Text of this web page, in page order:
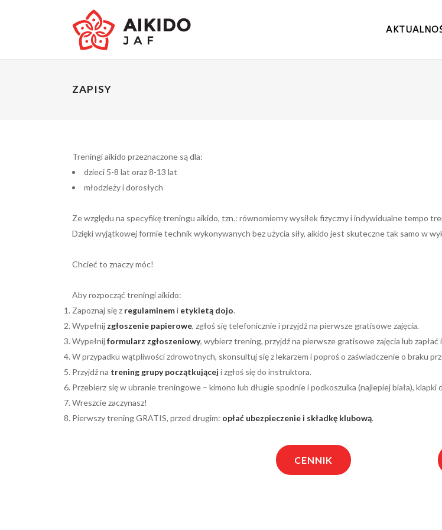
ZAPISY
Treningi aikido przeznaczone są dla:
dzieci 5-8 lat oraz 8-13 lat
młodzieży i dorosłych
Ze względu na specyfikę treningu aikido, tzn.: równomierny wysiłek fizyczny i indywidualne tempo
Dzięki wyjątkowej formie technik wykonywanych bez użycia siły, aikido jest skuteczne tak samo w
Chcieć to znaczy móc!
Aby rozpocząć treningi aikido:
Zapoznaj się z regulaminemi etykietą dojo.
Wypełnij zgłoszenie papierowe, zgłoś się telefonicznie i przyjdź na pierwsze gratisowe zajęcia.
Wypełnijformularz zgłoszeniowy, wybierz trening, przyjdź na pierwsze gratisowe zajęcia lub zapłać
W przypadku wątpliwości zdrowotnych, skonsultuj się z lekarzem i poproś o zaświadczenie o braku
Przyjdź na trening grupy początkującej i zgłoś się do instruktora.
Przebierz się w ubranie treningowe – kimono lub długie spodnie i podkoszulka (najlepiej biała), klapki
Wreszcie zaczynasz!
Pierwszy trening GRATIS, przed drugim: opłać ubezpieczenie i składkę klubową.
CENNIK